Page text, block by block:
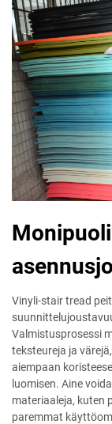
Vinyli-stair tread
Valmistusprosessi
teksteureja ja
aiempaan
luomisen. Aine
materiaaleja, kuten
paremmat